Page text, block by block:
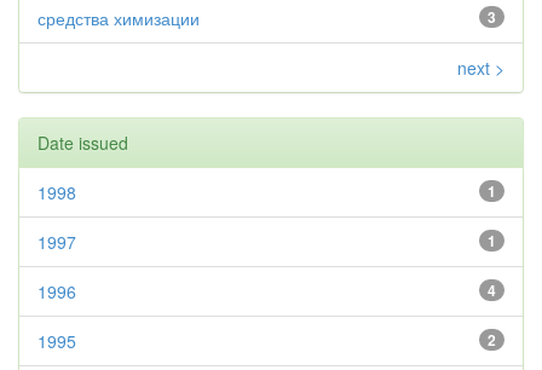
3
средства химизации
next >
Date issued
1
1998
1
1997
4
1996
2
1995